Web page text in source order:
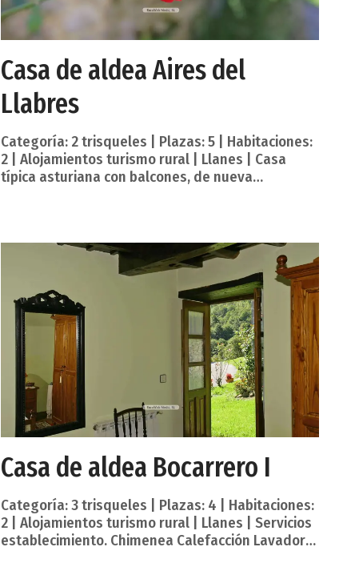
Casa de aldea Aires del
Llabres
Categoría: 2 trisqueles | Plazas: 5 | Habitaciones:
2 | Alojamientos turismo rural | Llanes | Casa
típica asturiana con balcones, de nueva
hermosas vistas hacia el monte de Llabres. Se
encuenta entre el mar y la montaña, lugar ideal
para relajarse y descansar. Descripción de la casa:
La casa consta de dos plantas: La planta baja
dispone de cocina, un baño completo y un amplio
salón-comedor. La coci
Casa de aldea Bocarrero I
Categoría: 3 trisqueles | Plazas: 4 | Habitaciones:
2 | Alojamientos turismo rural | Llanes | Servicios
establecimiento. Chimenea Calefacción Lavadora